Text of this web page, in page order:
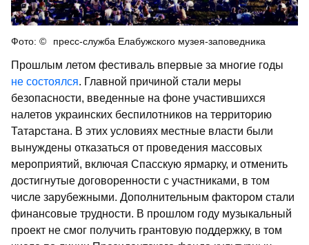
пресс-служба Елабужского музея-заповедника
Прошлым летом фестиваль впервые за многие годы
не состоялся. Главной причиной стали меры
безопасности, введенные на фоне участившихся
налетов украинских беспилотников на территорию
Татарстана. В этих условиях местные власти были
вынуждены отказаться от проведения массовых
мероприятий, включая Спасскую ярмарку, и отменить
достигнутые договоренности с участниками, в том
числе зарубежными. Дополнительным фактором стали
финансовые трудности. В прошлом году музыкальный
проект не смог получить грантовую поддержку, в том